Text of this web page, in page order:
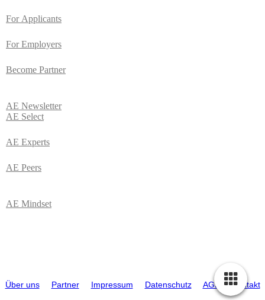
For Applicants
For Employers
Become Partner
AE Newsletter
AE Select
AE Experts
AE Peers
AE Mindset
© 2026 ATTRACTIVE EMPLOYERS (AE). Alle Rechte vorbehalten |
Über uns| Partner| Impressum Datenschutz| AGB |Kontakt